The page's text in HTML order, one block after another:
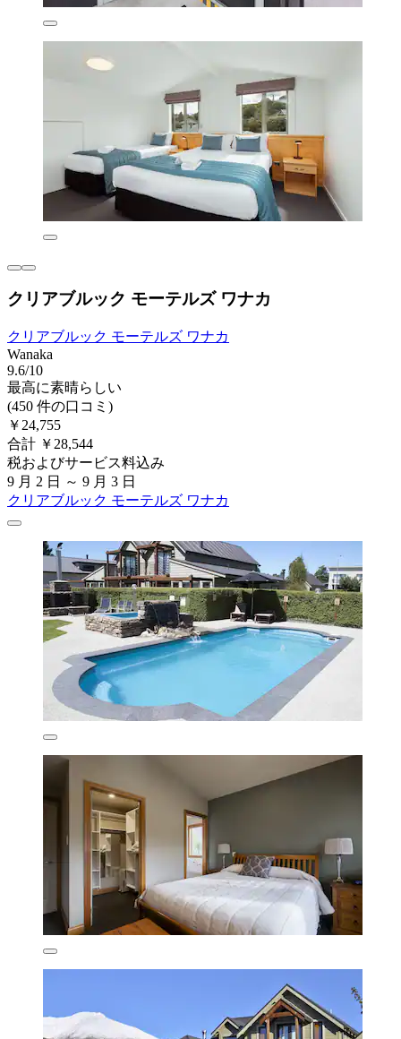
クリアブルック モーテルズ ワナカ
クリアブルック モーテルズ ワナカ
Wanaka
9.6/10
最高に素晴らしい
(450 件の口コミ)
￥24,755
合計 ￥28,544
税およびサービス料込み
9 月 2 日 ～ 9 月 3 日
クリアブルック モーテルズ ワナカ